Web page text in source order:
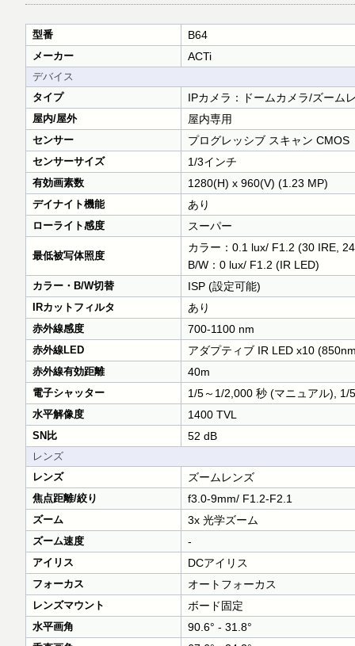
型番 B64
メーカー ACTi
デバイス
タイプ
IPカメラ：ドームカメラ/ズーム
屋内/屋外 屋内専用
センサー プログレッシブ スキャン CMOS
センサーサイズ 1/3インチ
有効画素数 1280(H) x 960(V) (1.23 MP)
デイナイト機能 あり
ローライト感度 スーパー
最低被写体照度
カラー：0.1 lux/ F1.2 (30 IRE,
B/W：0 lux/ F1.2 (IR LED)
カラー・B/W切替 ISP (設定可能)
IRカットフィルタ あり
赤外線感度 700-1100 nm
赤外線LED アダプティブ IR LED x10
赤外線有効距離 40m
電子シャッター 1/5～1/2,000 秒 (マニュアル), 1/
水平解像度 1400 TVL
SN比 52 dB
レンズ
レンズ
ズームレンズ
焦点距離/絞り f3.0-9mm/ F1.2-F2.1
ズーム 3x 光学ズーム
ズーム速度 -
アイリス DCアイリス
フォーカス オートフォーカス
レンズマウント ボード固定
水平画角 90.6° - 31.8°